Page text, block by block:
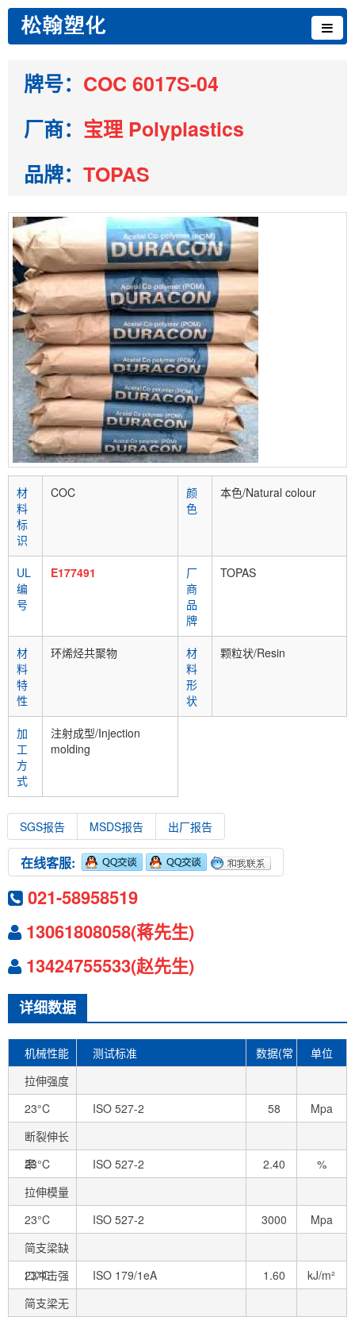
牌号： COC 6017S-04
厂商： 宝理 Polyplastics
品牌： TOPAS
材
料
标
识
COC
颜
色
本色/Natural colour
UL
编
号
E177491
厂
商
品
牌
TOPAS
材
料
特
性
环烯烃共聚物
材
料
形
状
颗粒状/Resin
加
工
方
式
注射成型/Injection
molding
SGS报告 MSDS报告 出厂报告
在线客服:
021-58958519
13061808058(蒋先生)
13424755533(赵先生)
详细数据
机械性能 测试标准
数据(常
单位
拉伸强度
23°C
ISO 527-2 58
Mpa
断裂伸长
率
23°C ISO 527-2 2.40
%
拉伸模量
23°C
ISO 527-2 3000
Mpa
简支梁缺
口冲击强
度
23°C ISO 179/1eA 1.60
kJ/m²
简支梁无